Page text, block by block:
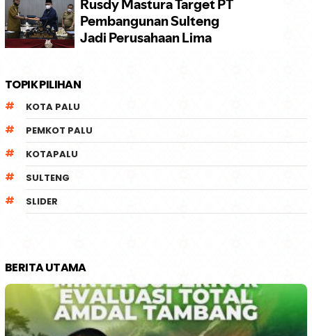
TOPIK PILIHAN
KOTA PALU
PEMKOT PALU
KOTAPALU
SULTENG
SLIDER
BERITA UTAMA